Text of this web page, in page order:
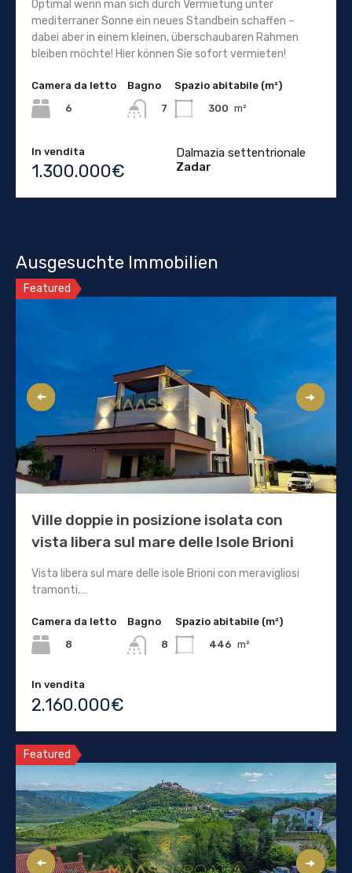
Optimal wenn man sich durch Vermietung unter
mediterraner Sonne ein neues Standbein schaffen –
dabei aber in einem kleinen, überschaubaren Rahmen
bleiben möchte! Hier können Sie sofort vermieten!
Camera da letto
6
Bagno
7
Spazio abitabile (m²)
300 m²
In vendita
1.300.000€
Dalmazia settentrionale
Zadar
Ausgesuchte Immobilien
Featured
Ville doppie in posizione isolata con
vista libera sul mare delle Isole Brioni
Vista libera sul mare delle isole Brioni con meravigliosi
tramonti.…
Camera da letto
8
Bagno
8
Spazio abitabile (m²)
446 m²
In vendita
2.160.000€
Featured